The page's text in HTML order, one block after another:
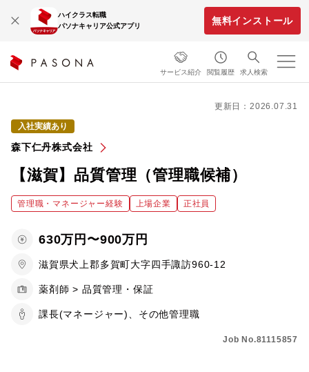
ハイクラス転職
パソナキャリア公式アプリ
無料インストール
サービス紹介 閲覧履歴 求人検索
更新日：2026.07.31
入社実績あり
森下仁丹株式会社
【滋賀】品質管理（管理職候補）
管理職・マネージャー経験 上場企業 正社員
630万円〜900万円
滋賀県犬上郡多賀町大字四手諏訪960-12
薬剤師 > 品質管理・保証
課長(マネージャー)、その他管理職
Job No.81115857